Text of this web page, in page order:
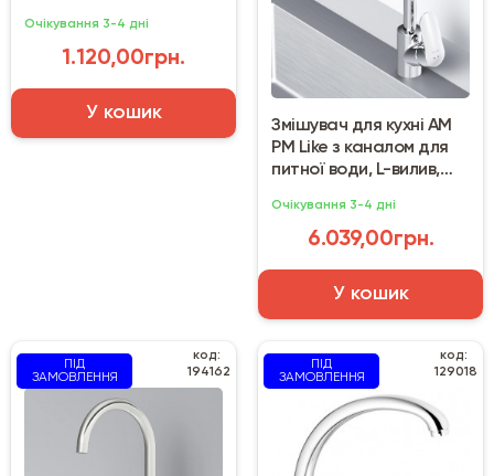
Очікування 3-4 дні
1.120,00грн.
У кошик
Змішувач для кухні AM
PM Like з каналом для
питної води, L-вилив,
Очікування 3-4 дні
6.039,00грн.
У кошик
ПІД
ЗАМОВЛЕННЯ
код:
194162
ПІД
ЗАМОВЛЕННЯ
код:
129018